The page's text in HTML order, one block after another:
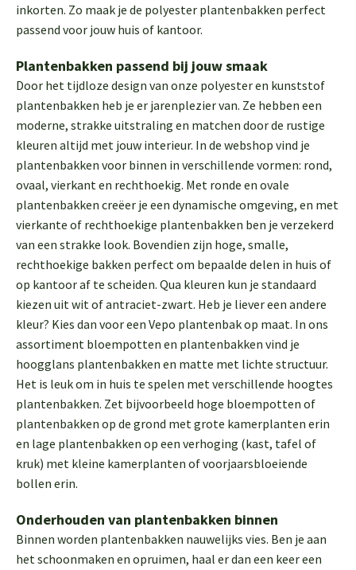
inkorten. Zo maak je de polyester plantenbakken perfect
passend voor jouw huis of kantoor.
Plantenbakken passend bij jouw smaak
Door het tijdloze design van onze polyester en kunststof
plantenbakken heb je er jarenplezier van. Ze hebben een
moderne, strakke uitstraling en matchen door de rustige
kleuren altijd met jouw interieur. In de webshop vind je
plantenbakken voor binnen in verschillende vormen: rond,
ovaal, vierkant en rechthoekig. Met ronde en ovale
plantenbakken creëer je een dynamische omgeving, en met
vierkante of rechthoekige plantenbakken ben je verzekerd
van een strakke look. Bovendien zijn hoge, smalle,
rechthoekige bakken perfect om bepaalde delen in huis of
op kantoor af te scheiden. Qua kleuren kun je standaard
kiezen uit wit of antraciet-zwart. Heb je liever een andere
kleur? Kies dan voor een Vepo plantenbak op maat. In ons
assortiment bloempotten en plantenbakken vind je
hoogglans plantenbakken en matte met lichte structuur.
Het is leuk om in huis te spelen met verschillende hoogtes
plantenbakken. Zet bijvoorbeeld hoge bloempotten of
plantenbakken op de grond met grote kamerplanten erin
en lage plantenbakken op een verhoging (kast, tafel of
kruk) met kleine kamerplanten of voorjaarsbloeiende
bollen erin.
Onderhouden van plantenbakken binnen
Binnen worden plantenbakken nauwelijks vies. Ben je aan
het schoonmaken en opruimen, haal er dan een keer een